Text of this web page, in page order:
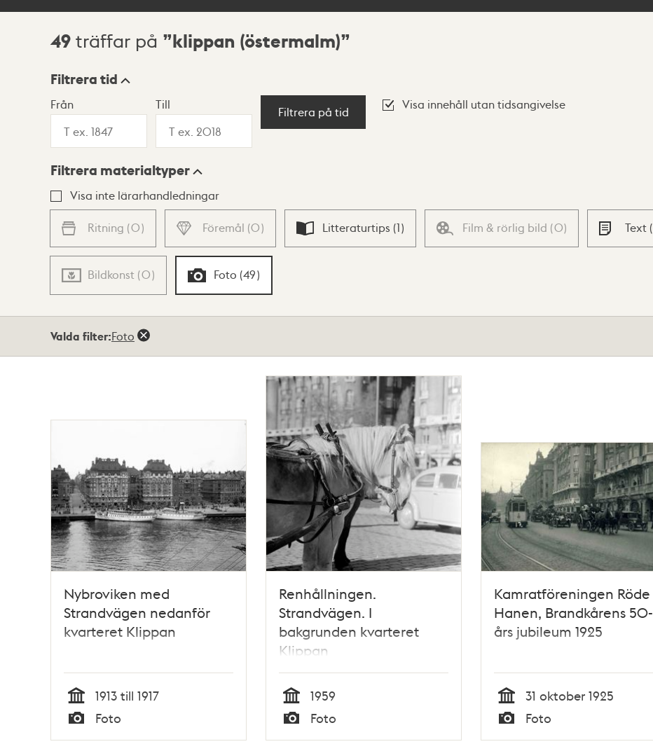
Sökresultat
49 träffar på klippan (östermalm)
Visningsläge
Lista Karta
Filtrera tid
Från Till
Filtrera på tid
Visa innehåll utan tidsangivelse
Filtrera materialtyper
Visa inte lärarhandledningar
Ritning (0) Föremål (0) Litteraturtips (1) Film & rörlig bild (0) Text (
Bildkonst (0) Foto (49)
Valda filter:Foto
Nybroviken med
Strandvägen nedanför
kvarteret Klippan
Tid
1913 till 1917
Typ
Foto
Renhållningen.
Strandvägen. I
bakgrunden kvarteret
Klippan
Tid
1959
Typ
Foto
Kamratföreningen Röde
Hanen, Brandkårens 50-
års jubileum 1925
Tid
31 oktober 1925
Typ
Foto